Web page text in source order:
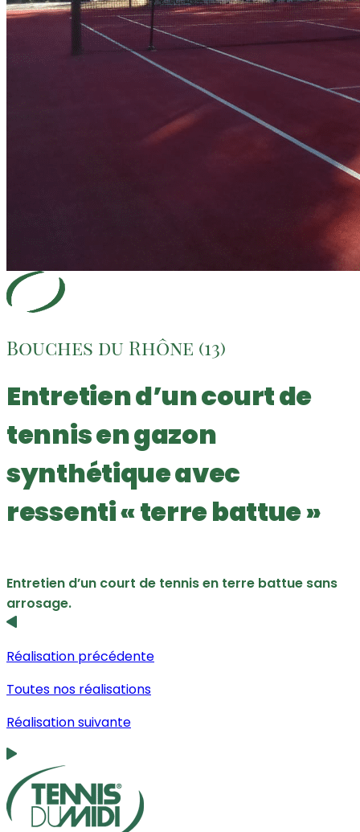
Bouches du Rhône (13)
Entretien d’un court de
tennis en gazon
synthétique avec
ressenti « terre battue »
Entretien d’un court de tennis en terre battue sans
arrosage.
Réalisation précédente
Toutes nos réalisations
Réalisation suivante